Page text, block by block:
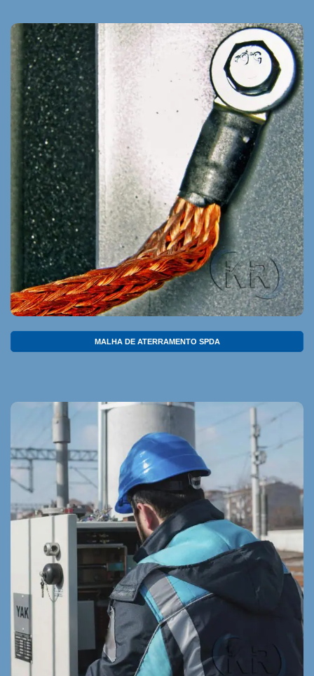
MALHA DE ATERRAMENTO SPDA